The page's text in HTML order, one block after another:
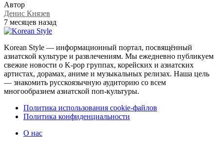
Автор
Денис Князев
7 месяцев назад
Korean Style — информационный портал, посвящённый
азиатской культуре и развлечениям. Мы ежедневно публикуем
свежие новости о K-pop группах, корейских и азиатских
артистах, дорамах, аниме и музыкальных релизах. Наша цель
— знакомить русскоязычную аудиторию со всем
многообразием азиатской поп-культуры.
Политика использования cookie-файлов
Политика конфиденциальности
О нас